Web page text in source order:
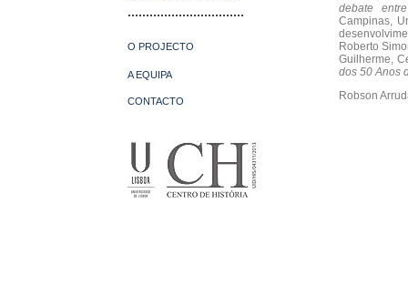
................................
O PROJECTO
A EQUIPA
CONTACTO
debate
Campinas,
Roberto
Guilherme, C
dos 50 Anos
Robson